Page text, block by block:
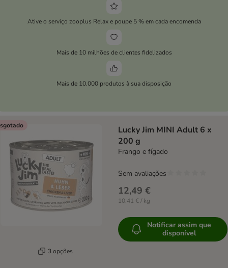
Ative o serviço zooplus Relax e poupe 5 % em cada encomenda
Mais de 10 milhões de clientes fidelizados
Mais de 10.000 produtos à sua disposição
3 opções
Lucky Jim MINI Adult 6 x
200 g
Frango e fígado
12,49 €
10,41 € / kg
Sem avaliações
Notificar assim que
disponível